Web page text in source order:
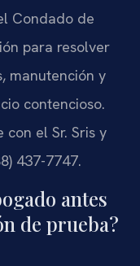
Condado de
para resolver
manutención y
contencioso.
con el Sr. Sris y
437-7747.
antes
de prueba?